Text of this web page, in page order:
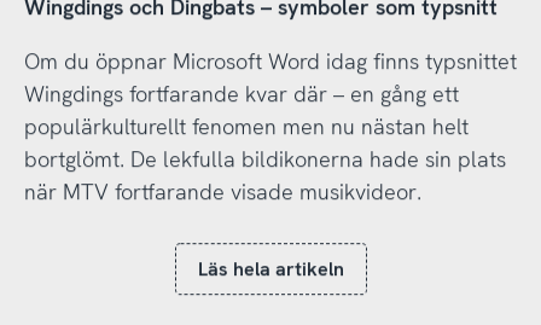
Om du öppnar Microsoft Word idag finns typsnittet
Wingdings fortfarande kvar där – en gång ett
populärkulturellt fenomen men nu nästan helt
bortglömt. De lekfulla bildikonerna hade sin plats
när MTV fortfarande visade musikvideor.
Läs hela artikeln